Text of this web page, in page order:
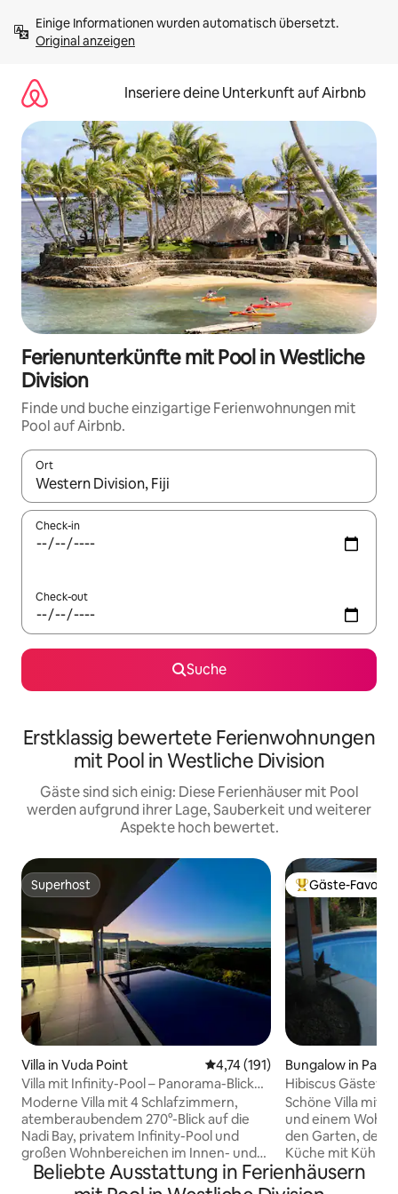
Inhalten
springenOriginal anzeigen
Inseriere deine Unterkunft auf Airbnb
Ferienunterkünfte mit Pool in Westliche
Division
Finde und buche einzigartige Ferienwohnungen mit
Pool auf Airbnb.
Ort
Wenn Ergebnisse verfügbar sind, navigiere mit den
Check-in
Check-out
Suche
Erstklassig bewertete Ferienwohnungen
mit Pool in Westliche Division
Gäste sind sich einig: Diese Ferienhäuser mit Pool
werden aufgrund ihrer Lage, Sauberkeit und weiterer
Aspekte hoch bewertet.
Superhost
Superhost
Villa in Vuda Point Durchschnittliche Bewertung:
4,74 (191)
Villa mit Infinity-Pool – Panorama-Blick
auf den Ozean
Moderne Villa mit 4 Schlafzimmern,
atemberaubendem 270°-Blick auf die
Nadi Bay, privatem Infinity-Pool und
großen Wohnbereichen im Innen- und
Außenbereich, perfekt zum
Entspannen/Unterhalten. Nur 5–10
Beliebter Gäste-
Gäste-Favorit
Bungalow in
Hibiscus Gästevilla
Schöne Villa mit
und einem
den Garten, den
Küche mit
Propanherd,
Toaster und
Beliebte Ausstattung in Ferienhäusern